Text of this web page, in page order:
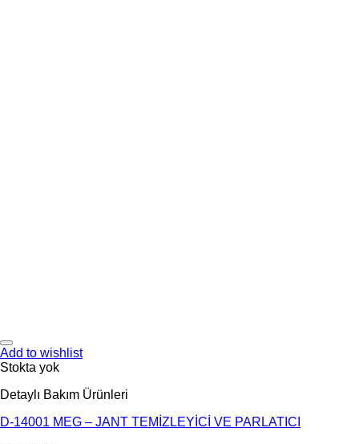
Add to wishlist
Stokta yok
Detaylı Bakım Ürünleri
D-14001 MEG – JANT TEMİZLEYİCİ VE PARLATICI